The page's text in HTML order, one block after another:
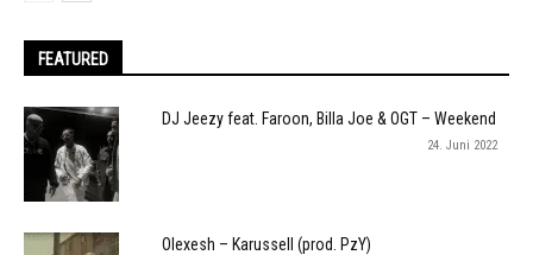
FEATURED
DJ Jeezy feat. Faroon, Billa Joe & OGT – Weekend
24. Juni 2022
Olexesh – Karussell (prod. PzY)